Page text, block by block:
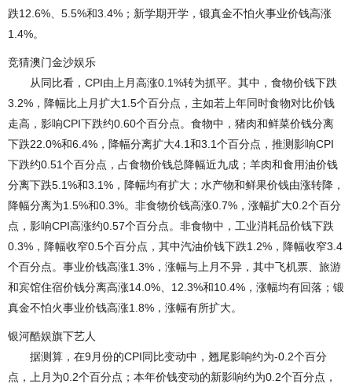
跌12.6%、5.5%和3.4%；新学期开学，锻真金不怕火事业价钱高涨
1.4%。
竞猜澳门金沙娱乐
从同比看，CPI由上月高涨0.1%转为抓平。其中，食物价钱下跌
3.2%，降幅比上月扩大1.5个百分点，主如若上年同时食物对比价钱
走高，影响CPI下跌约0.60个百分点。食物中，猪肉和鲜菜价钱分离
下跌22.0%和6.4%，降幅分离扩大4.1和3.1个百分点，推测影响CPI
下跌约0.51个百分点，占食物价钱总降幅近九成；羊肉和食用油价钱
分离下跌5.1%和3.1%，降幅均有扩大；水产物和鲜果价钱由涨转降，
降幅分离为1.5%和0.3%。非食物价钱高涨0.7%，涨幅扩大0.2个百分
点，影响CPI高涨约0.57个百分点。非食物中，工业消耗品价钱下跌
0.3%，降幅收窄0.5个百分点，其中汽油价钱下跌1.2%，降幅收窄3.4
个百分点。事业价钱高涨1.3%，涨幅与上月不异，其中飞机票、旅游
和宾馆住宿价钱分离高涨14.0%、12.3%和10.4%，涨幅均有回落；锻
真金不怕火事业价钱高涨1.8%，涨幅有所扩大。
银河酷娱旗下艺人
据测算，在9月份的CPI同比变动中，翘尾影响约为-0.2个百分
点，上月为0.2个百分点；本年价钱变动的新影响约为0.2个百分点，